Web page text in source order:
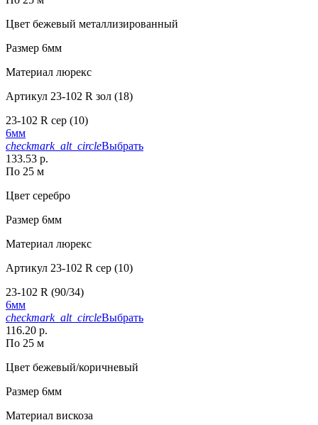
Цвет бежевый металлизированный
Размер 6мм
Материал люрекс
Артикул 23-102 R зол (18)
23-102 R сер (10)
6мм
checkmark_alt_circleВыбрать
133.53 р.
По 25 м
Цвет серебро
Размер 6мм
Материал люрекс
Артикул 23-102 R сер (10)
23-102 R (90/34)
6мм
checkmark_alt_circleВыбрать
116.20 р.
По 25 м
Цвет бежевый/коричневый
Размер 6мм
Материал вискоза